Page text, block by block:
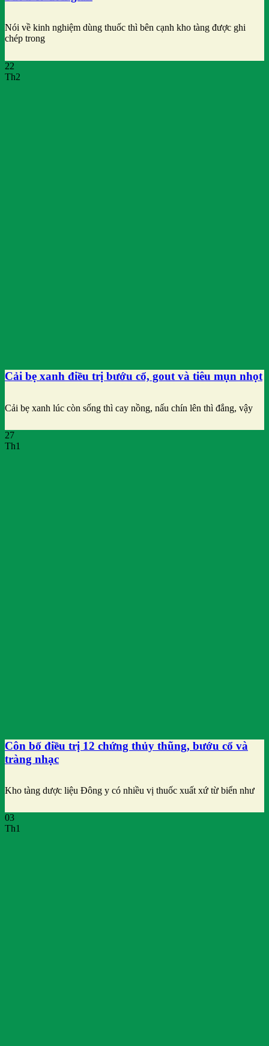
Nói về kinh nghiệm dùng thuốc thì bên cạnh kho tàng được ghi
chép trong
22
Th2
Cải bẹ xanh điều trị bướu cổ, gout và tiêu mụn nhọt
Cải bẹ xanh lúc còn sống thì cay nồng, nấu chín lên thì đắng, vậy
27
Th1
Côn bố điều trị 12 chứng thủy thũng, bướu cổ và
tràng nhạc
Kho tàng dược liệu Đông y có nhiều vị thuốc xuất xứ từ biển như
03
Th1